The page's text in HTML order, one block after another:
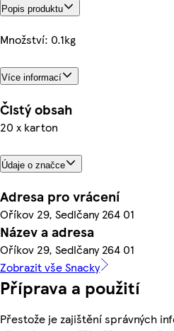
Popis produktu
Množství: 0.1kg
Více informací
Čistý obsah
20 x karton
Údaje o značce
Adresa pro vrácení
Oříkov 29, Sedlčany 264 01
Název a adresa
Oříkov 29, Sedlčany 264 01
Zobrazit vše Snacky
Příprava a použití
Přestože je zajištění správných